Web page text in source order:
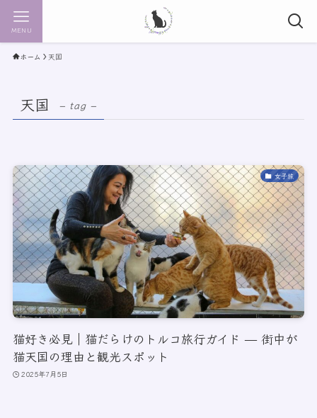
MENU
ホーム 天国
天国 – tag –
女子旅
猫好き必見｜猫だらけのトルコ旅行ガイド — 街中が
猫天国の理由と観光スポット
2025年7月5日